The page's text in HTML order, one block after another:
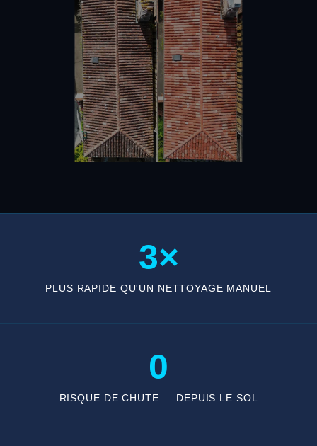
3×
PLUS RAPIDE QU'UN NETTOYAGE MANUEL
0
RISQUE DE CHUTE — DEPUIS LE SOL